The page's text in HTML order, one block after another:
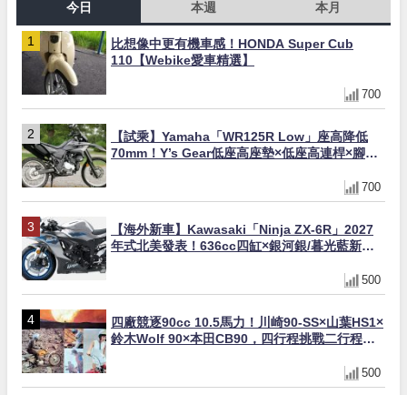
今日 本週 本月
比想像中更有機車感！HONDA Super Cub
110【Webike愛車精選】
700
【試乘】Yamaha「WR125R Low」座高降低
70mm！Y’s Gear低座高座墊×低座高連桿×腳踏
700
【海外新車】Kawasaki「Ninja ZX-6R」2027
年式北美發表！636cc四缸×銀河銀/暮光藍新色
500
四廠競逐90cc 10.5馬力！川崎90-SS×山葉HS1×
鈴木Wolf 90×本田CB90，四行程挑戰二行程的
500